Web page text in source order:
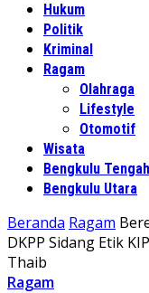
Hukum
Politik
Kriminal
Ragam
Olahraga
Lifestyle
Otomotif
Wisata
Bengkulu Tengah
Bengkulu Utara
Beranda Ragam
DKPP Sidang Etik
Thaib
Ragam